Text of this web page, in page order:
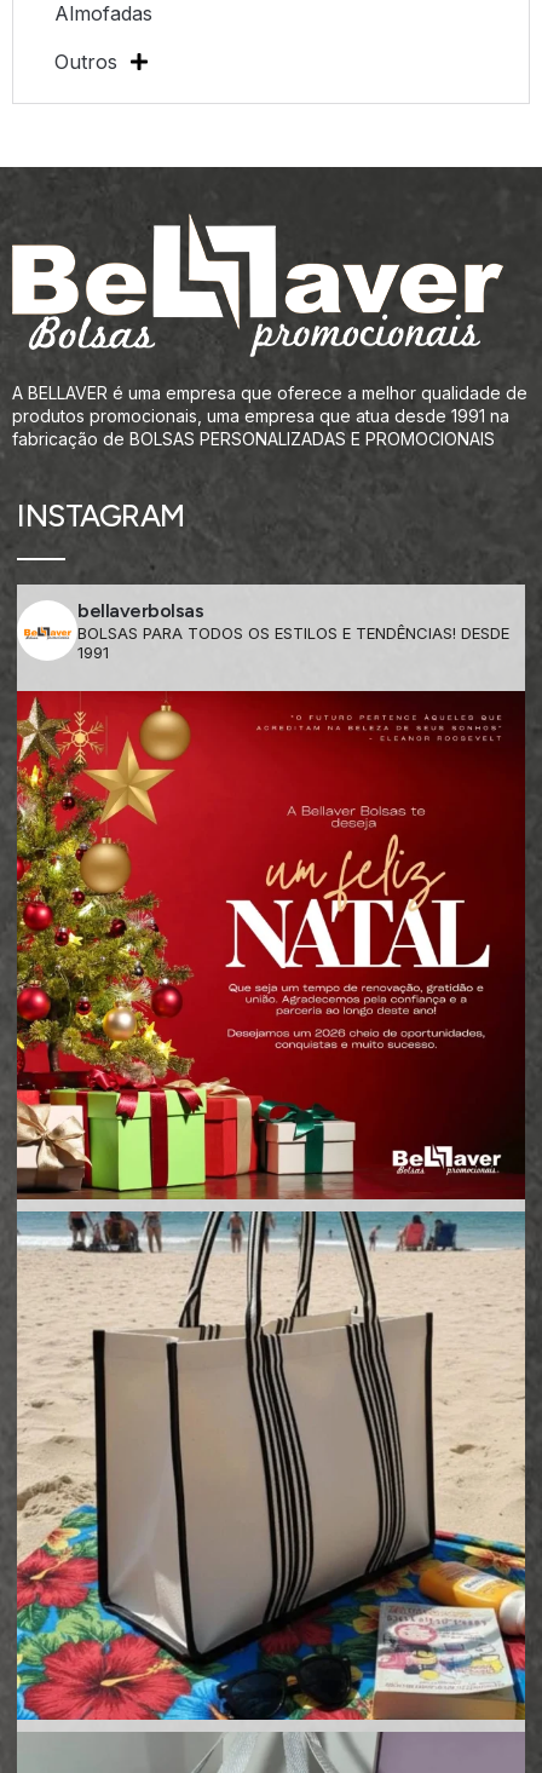
Almofadas
Outros
A BELLAVER é uma empresa que oferece a melhor qualidade de
produtos promocionais, uma empresa que atua desde 1991 na
fabricação de BOLSAS PERSONALIZADAS E PROMOCIONAIS
INSTAGRAM
bellaverbolsas
BOLSAS PARA TODOS OS ESTILOS E TENDÊNCIAS! DESDE
1991